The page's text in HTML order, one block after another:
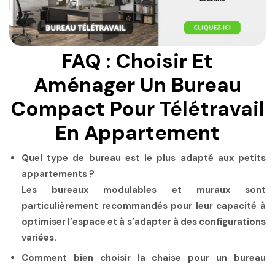
FAQ : Choisir Et
Aménager Un Bureau
Compact Pour Télétravail
En Appartement
Quel type de bureau est le plus adapté aux petits
appartements ?
Les bureaux modulables et muraux sont
particulièrement recommandés pour leur capacité à
optimiser l’espace et à s’adapter à des configurations
variées.
Comment bien choisir la chaise pour un bureau